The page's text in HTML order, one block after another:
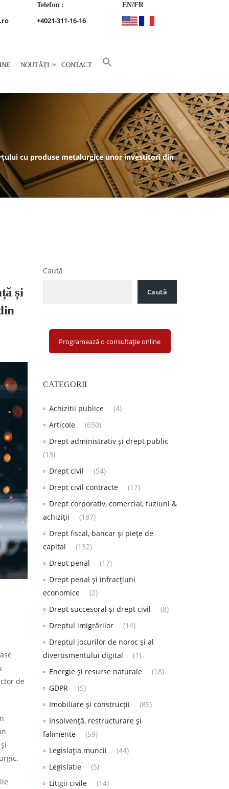
Telefon :
+4021-311-16-16
EN/FR
NOUTĂȚI CONTACT
cu produse metalurgice unor investitori din
și
de
Caută
Caută
Programează o consultație online
CATEGORII
Achizitii publice
(4)
Articole
(650)
Drept administrativ și drept public
(13)
Drept civil
(54)
Drept civil contracte
(17)
Drept corporativ, comercial, fuziuni &
achiziții
(187)
Drept fiscal, bancar și piețe de
capital
(132)
Drept penal
(17)
Drept penal și infracțiuni
economice
(2)
Drept succesoral și drept civil
(8)
Dreptul imigrărilor
(14)
Dreptul jocurilor de noroc și al
divertismentului digital
(1)
Energie și resurse naturale
(18)
GDPR
(5)
Imobiliare și construcții
(85)
Insolvență, restructurare și
falimente
(59)
Legislația muncii
(44)
Legislatie
(5)
Litigii civile
(14)